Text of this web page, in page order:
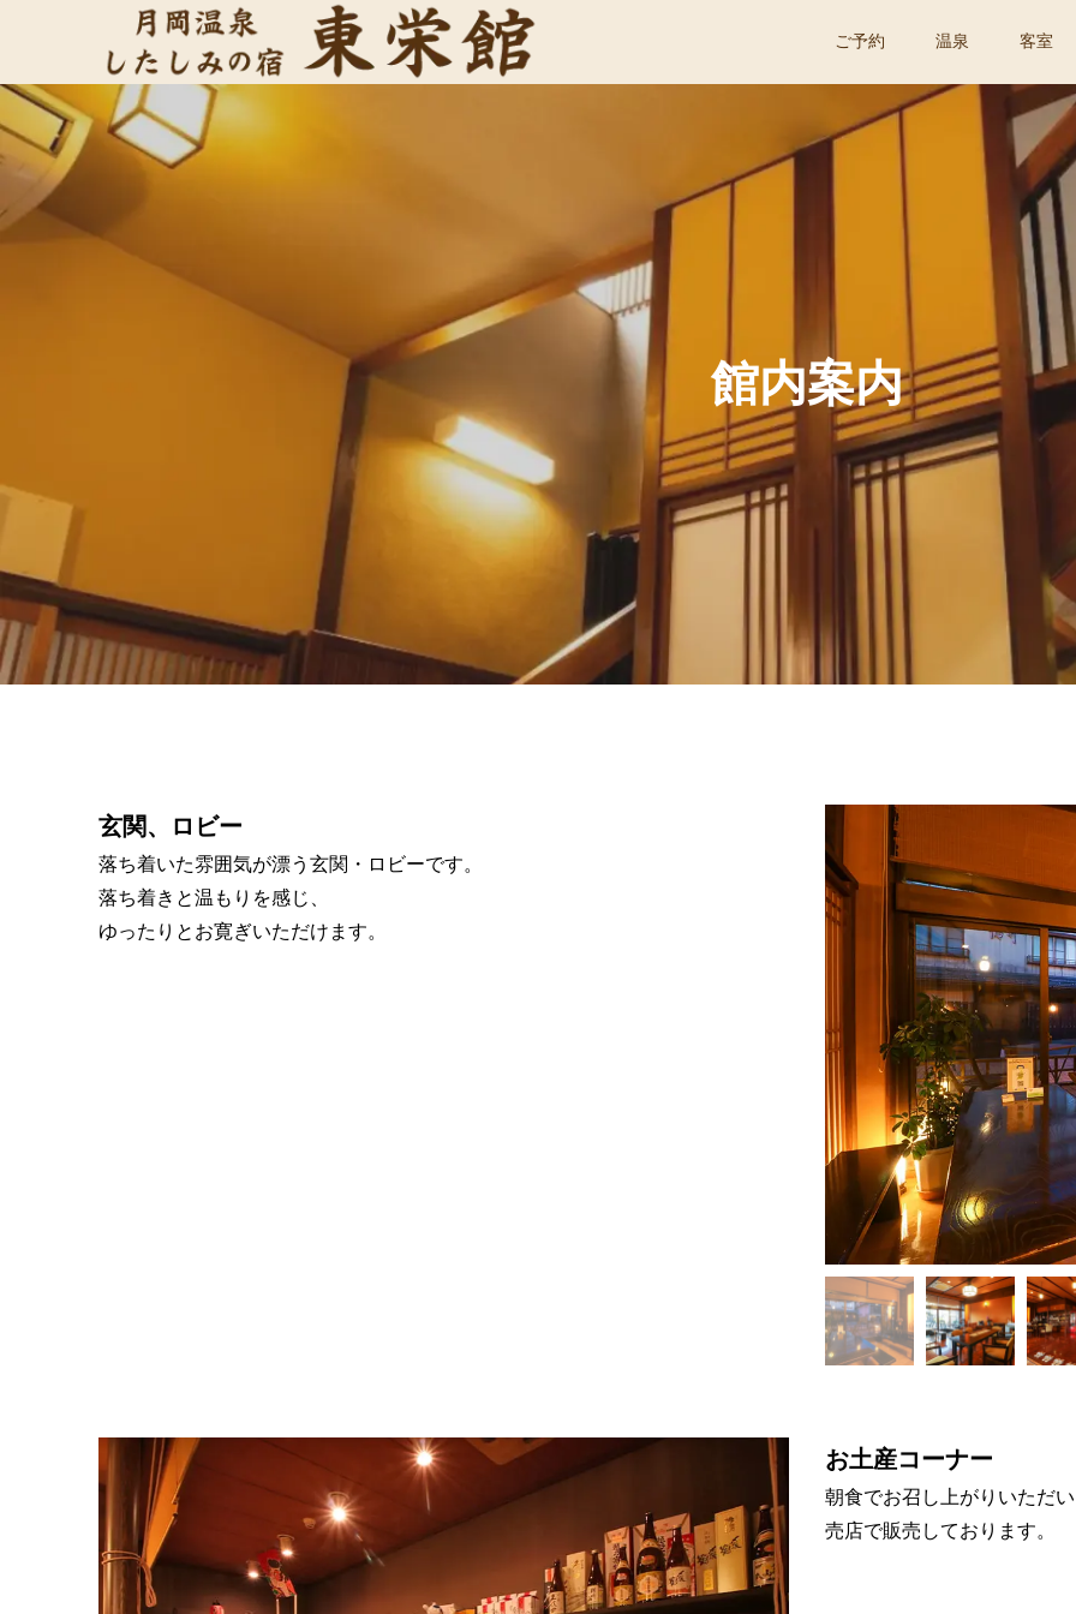
ご予約 温泉 客室
館内案内
玄関、ロビー
落ち着いた雰囲気が漂う玄関・ロビーです。
落ち着きと温もりを感じ、
ゆったりとお寛ぎいただけます。
お土産コーナー
朝食でお召し上がりいただ
売店で販売しております。